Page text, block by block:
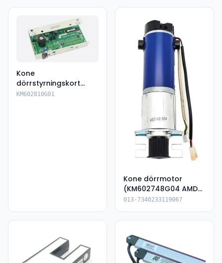
Kone
dörrstyrningskort
KM602810G01
KM602810G01
Kone dörrmotor
(KM602748G04 AMD
G-DRIVE 1.5 )
013-7340233119067